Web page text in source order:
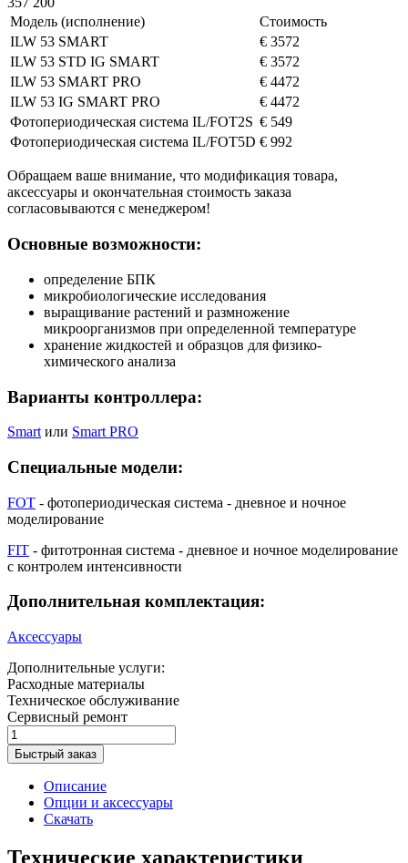
Модель (исполнение)
Стоимость
ILW 53 SMART
€ 3572
ILW 53 STD IG SMART
€ 3572
ILW 53 SMART PRO
€ 4472
ILW 53 IG SMART PRO
€ 4472
Фотопериодическая система IL/FOT2S € 549
Фотопериодическая система IL/FOT5D € 992
Обращаем ваше внимание, что модификация товара,
аксессуары и окончательная стоимость заказа
согласовываются с менеджером!
Основные возможности:
определение БПК
микробиологические исследования
выращивание растений и размножение
микроорганизмов при определенной температуре
хранение жидкостей и образцов для физико-
химического анализа
Варианты контроллера:
Smart или Smart PRO
Специальные модели:
FOT - фотопериодическая система - дневное и ночное
моделирование
FIT - фитотронная система - дневное и ночное моделирование
с контролем интенсивности
Дополнительная комплектация:
Аксессуары
Дополнительные услуги:
Расходные материалы
Техническое обслуживание
Сервисный ремонт
Быстрый заказ
Описание
Опции и аксессуары
Скачать
Технические характеристики